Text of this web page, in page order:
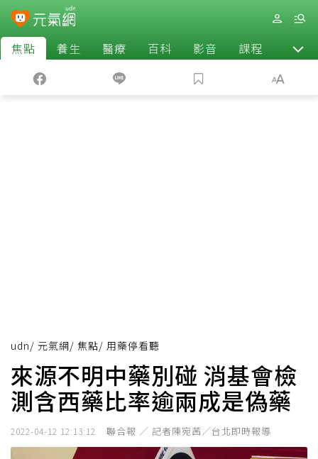
焦點 養生 醫療 百科 影音 課程 退休
udn/ 元氣網/ 焦點/ 用藥停看聽
來源不明中藥別碰 消基會檢
測含西藥比率逾兩成是偽藥
2022-04-12 12:13:12 聯合報 ／ 記者陳宛茜／台北即時報導